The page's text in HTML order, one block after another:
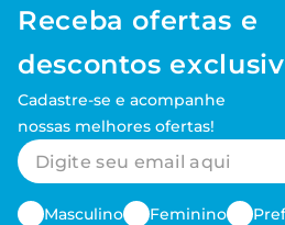
Receba ofertas e
descontos
Cadastre-se e acompanhe
nossas melhores ofertas!
Masculino Feminino